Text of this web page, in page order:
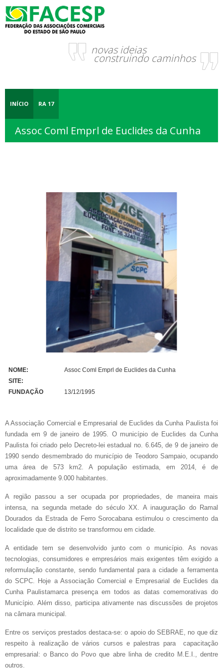
novas ideias
construindo caminhos
INÍCIO RA 17
Assoc Coml Emprl de Euclides da Cunha
NOME:
Assoc Coml Emprl de Euclides da Cunha
SITE:
FUNDAÇÃO
13/12/1995
A Associação Comercial e Empresarial de Euclides da Cunha Paulista foi
fundada em 9 de janeiro de 1995. O município de Euclides da Cunha
Paulista foi criado pelo Decreto-lei estadual no. 6.645, de 9 de janeiro de
1990 sendo desmembrado do município de Teodoro Sampaio, ocupando
uma área de 573 km2. A população estimada, em 2014, é de
aproximadamente 9.000 habitantes.
A região passou a ser ocupada por propriedades, de maneira mais
intensa, na segunda metade do século XX. A inauguração do Ramal
Dourados da Estrada de Ferro Sorocabana estimulou o crescimento da
localidade que de distrito se transformou em cidade.
A entidade tem se desenvolvido junto com o município. As novas
tecnologias, consumidores e empresários mais exigentes têm exigido a
reformulação constante, sendo fundamental para a cidade a ferramenta
do SCPC. Hoje a Associação Comercial e Empresarial de Euclides da
Cunha Paulistamarca presença em todos as datas comemorativas do
Município. Além disso, participa ativamente nas discussões de projetos
na câmara municipal.
Entre os serviços prestados destaca-se: o apoio do SEBRAE, no que diz
respeito à realização de vários cursos e palestras para capacitação
empresarial: o Banco do Povo que abre linha de credito M.E.I., dentre
outros.